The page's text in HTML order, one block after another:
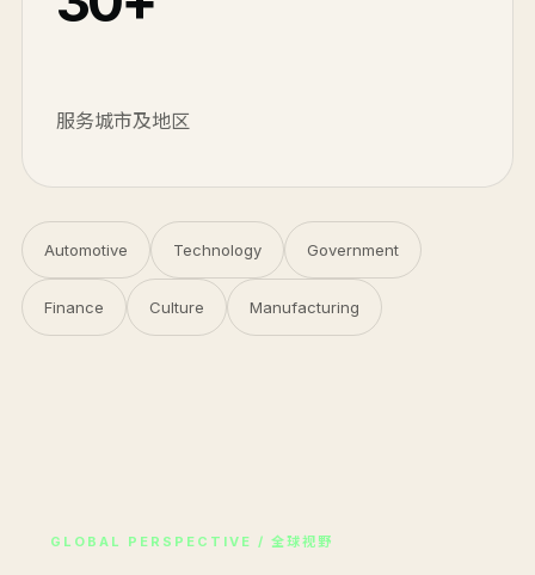
服务城市及地区
Automotive Technology Government
Finance Culture Manufacturing
GLOBAL PERSPECTIVE / 全球视野